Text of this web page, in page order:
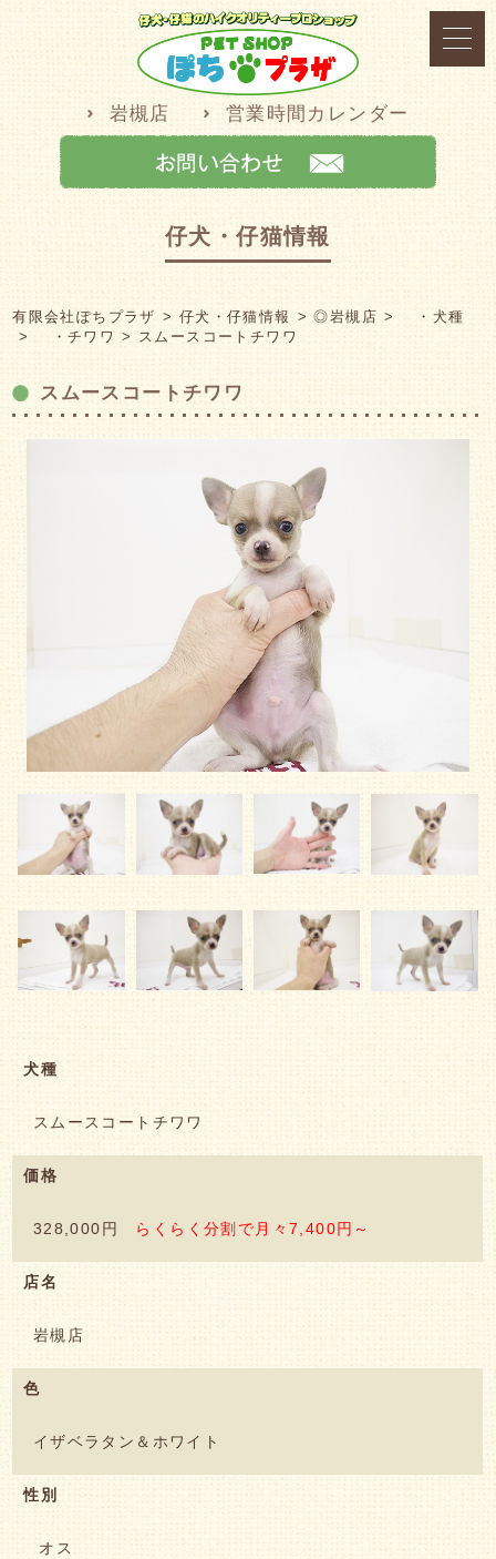
岩槻店 営業時間カレンダー
仔犬・仔猫情報
有限会社ぽちプラザ 仔犬・仔猫情報 ◎岩槻店
・犬種
・チワワ
スムースコートチワワ
スムースコートチワワ
犬種
スムースコートチワワ
価格
328,000円 らくらく分割で月々7,400円～
店名
岩槻店
色
イザベラタン＆ホワイト
性別
オス